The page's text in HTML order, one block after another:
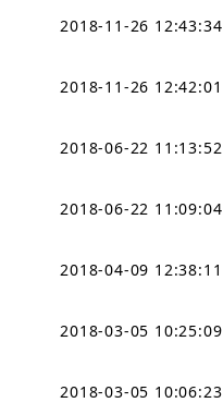
2018-11-26 12:43:34
2018-11-26 12:42:01
2018-06-22 11:13:52
2018-06-22 11:09:04
2018-04-09 12:38:11
2018-03-05 10:25:09
2018-03-05 10:06:23